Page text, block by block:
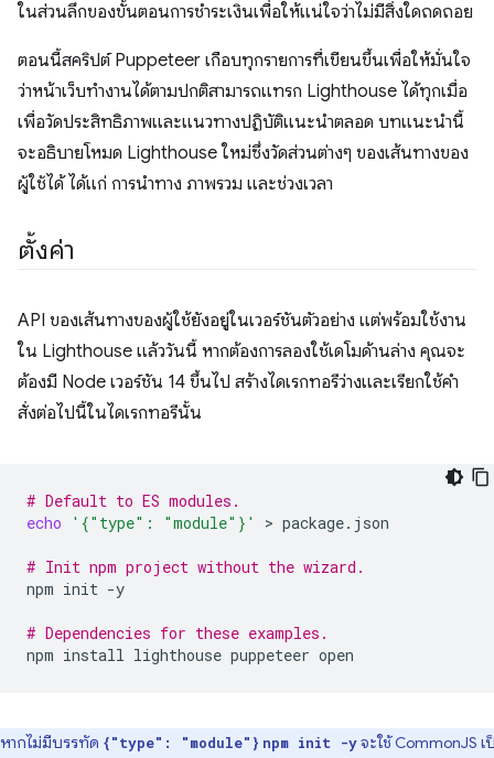
ในส่วนลึกของขั้นตอนการชำระเงินเพื่อให้แน่ใจว่าไม่มีสิ่งใดถดถอย
ตอนนี้สคริปต์ Puppeteer เกือบทุกรายการที่เขียนขึ้นเพื่อให้มั่นใจ
ว่าหน้าเว็บทำงานได้ตามปกติสามารถแทรก Lighthouse ได้ทุกเมื่อ
เพื่อวัดประสิทธิภาพและแนวทางปฏิบัติแนะนำตลอด บทแนะนํานี้
จะอธิบายโหมด Lighthouse ใหม่ซึ่งวัดส่วนต่างๆ ของเส้นทางของ
ผู้ใช้ได้ ได้แก่ การนำทาง ภาพรวม และช่วงเวลา
ตั้งค่า
API ของเส้นทางของผู้ใช้ยังอยู่ในเวอร์ชันตัวอย่าง แต่พร้อมใช้งาน
ใน Lighthouse แล้ววันนี้ หากต้องการลองใช้เดโมด้านล่าง คุณจะ
ต้องมี Node เวอร์ชัน 14 ขึ้นไป สร้างไดเรกทอรีว่างและเรียกใช้คำ
สั่งต่อไปนี้ในไดเรกทอรีนั้น
# Default to ES modules.
echo
'{"type": "module"}' > package.json
# Init npm project without the wizard.
npm init -y
# Dependencies for these examples.
npm install lighthouse puppeteer
หากไม่มีบรรทัด {"type": "module"} npm init -yจะใช้ CommonJS เ